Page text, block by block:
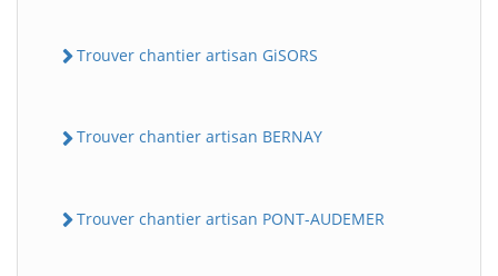
Trouver chantier artisan GiSORS
Trouver chantier artisan BERNAY
Trouver chantier artisan PONT-AUDEMER